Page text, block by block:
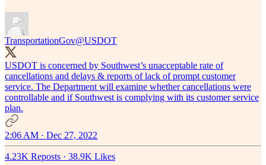
TransportationGov@USDOT
USDOT is concerned by Southwest’s unacceptable rate of
cancellations and delays & reports of lack of prompt customer
service. The Department will examine whether cancellations were
controllable and if Southwest is complying with its customer service
plan.
2:06 AM · Dec 27, 2022
4.23K Reposts · 38.9K Likes